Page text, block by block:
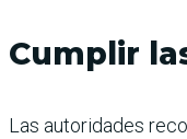
Cumplir
Las autoridades